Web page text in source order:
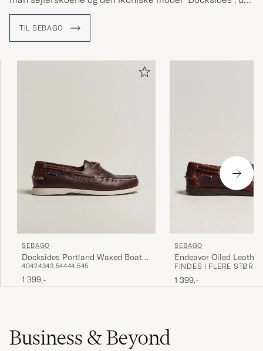
stort fokus på specielt sejlersko og mange af
momenterne i produktionen bliver stadig foretaget i
TIL SEBAGO
SEBAGO
Docksides Portland Waxed Boat
Shoe Dark Brown
40424343,54444,545
1 399,-
SEBAGO
Endeavor Oiled
Brown
FINDES I FLERE
1 399,-
Business & Beyond